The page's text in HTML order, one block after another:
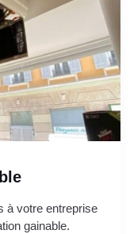
à votre entreprise
gainable.